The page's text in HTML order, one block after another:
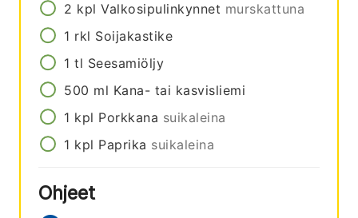
2 kpl Valkosipulinkynnet murskattuna
1 rkl Soijakastike
1 tl Seesamiöljy
500 ml Kana- tai kasvisliemi
1 kpl Porkkana suikaleina
1 kpl Paprika suikaleina
Ohjeet